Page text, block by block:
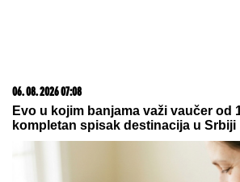
SUPERKUP KAO
Fortuna ipak nije AZ